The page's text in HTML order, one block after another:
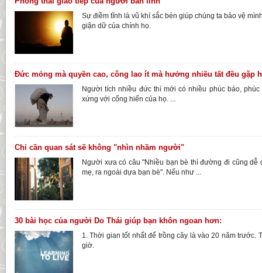
Sự điềm tĩnh là vũ khí sắc bén giúp chúng ta bảo vệ
giận dữ của chính họ.
Đức mỏng mà quyền cao, công lao ít mà hưởng nhiều tất đều gặp
Người tích nhiều đức thì mới có nhiều phúc báo,
xứng với cống hiến của họ. ...
Chỉ cần quan sát sẽ không "nhìn nhầm người"
Người xưa có câu "Nhiều bạn bè thì đường đi cũng dễ
mẹ, ra ngoài dựa bạn bè". Nếu như ...
30 bài học của người Do Thái giúp bạn khôn ngoan hơn:
1. Thời gian tốt nhất để trồng cây là vào 20 năm trước.
giờ.